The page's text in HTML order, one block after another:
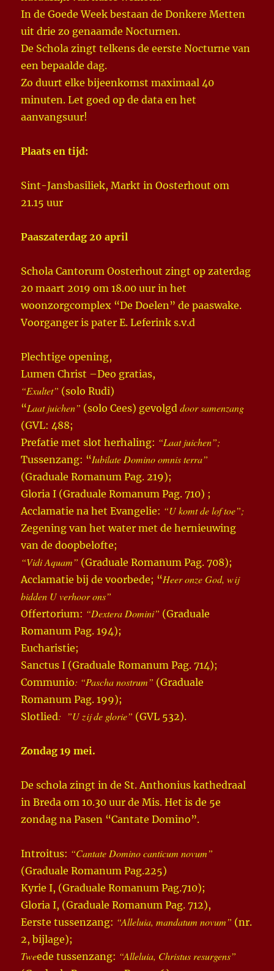
In de Goede Week bestaan de Donkere Metten
uit drie zo genaamde Nocturnen.
De Schola zingt telkens de eerste Nocturne van
een bepaalde dag.
Zo duurt elke bijeenkomst maximaal 40
minuten. Let goed op de data en het
aanvangsuur!
Plaats en tijd:
Sint-Jansbasiliek, Markt in Oosterhout om
21.15 uur
Paaszaterdag 20 april
Schola Cantorum Oosterhout zingt op zaterdag
20 maart 2019 om 18.00 uur in het
woonzorgcomplex “De Doelen” de paaswake.
Voorganger is pater E. Leferink s.v.d
Plechtige opening,
Lumen Christ –Deo gratias,
“Exultet” (solo Rudi)
“Laat juichen” (solo Cees) gevolgddoor samenzang
(GVL: 488;
Prefatie met slot herhaling: “Laat juichen”;
Tussenzang: “Iubilate Domino omnis terra”
(Graduale Romanum Pag. 219);
Gloria I (Graduale Romanum Pag. 710) ;
Acclamatie na het Evangelie: “U komt de lof toe”;
Zegening van het water met de hernieuwing
van de doopbelofte;
“Vidi Aquam” (Graduale Romanum Pag. 708);
Acclamatie bij de voorbede; “Heer onze God, wij
bidden U verhoor ons”
Offertorium: “Dextera Domini” (Graduale
Romanum Pag. 194);
Eucharistie;
Sanctus I (Graduale Romanum Pag. 714);
Communio: “Pascha nostrum” (Graduale
Romanum Pag. 199);
Slotlied: ”U zij de glorie” (GVL 532).
Zondag 19 mei.
De schola zingt in de St. Anthonius kathedraal
in Breda om 10.30 uur de Mis. Het is de 5e
zondag na Pasen “Cantate Domino”.
Introitus: “Cantate Domino canticum novum”
(Graduale Romanum Pag.225)
Kyrie I, (Graduale Romanum Pag.710);
Gloria I, (Graduale Romanum Pag. 712),
Eerste tussenzang: “Alleluia, mandatum novum” (nr.
2, bijlage);
Tweede tussenzang: “Alleluia, Christus resurgens”